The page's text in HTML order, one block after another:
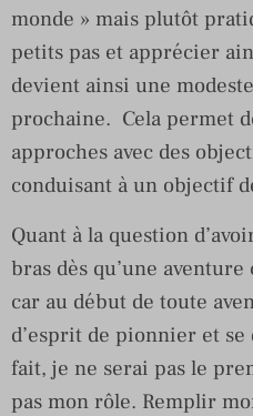
monde » mais plutôt
petits pas et apprécier
devient ainsi une
prochaine. Cela permet
approches avec des
conduisant à un objectif
Quant à la question
bras dès qu’une
car au début de toute
d’esprit de pionnier et se
fait, je ne serai pas le
pas mon rôle. Remplir